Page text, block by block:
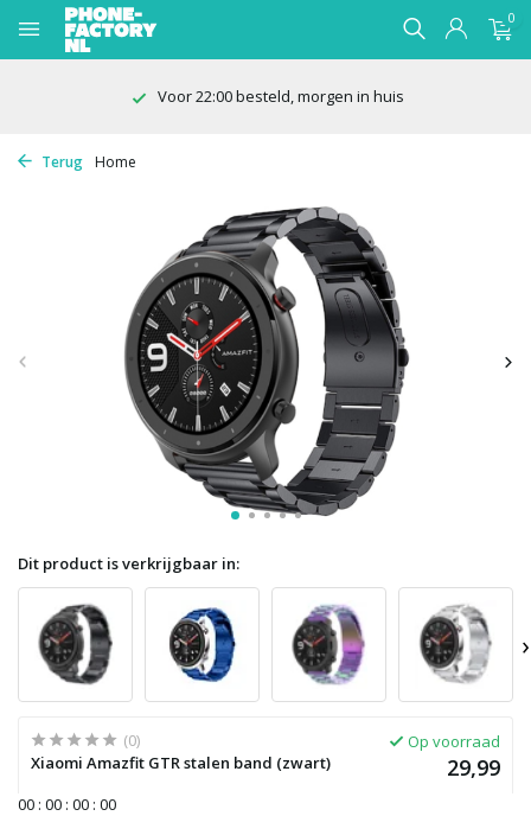
0
Voor 22:00 besteld, morgen in huis
Terug Home
Dit product is verkrijgbaar in:
›
(0)
Xiaomi Amazfit GTR stalen band (zwart)
Op voorraad
29,99
00 : 00 : 00 : 00